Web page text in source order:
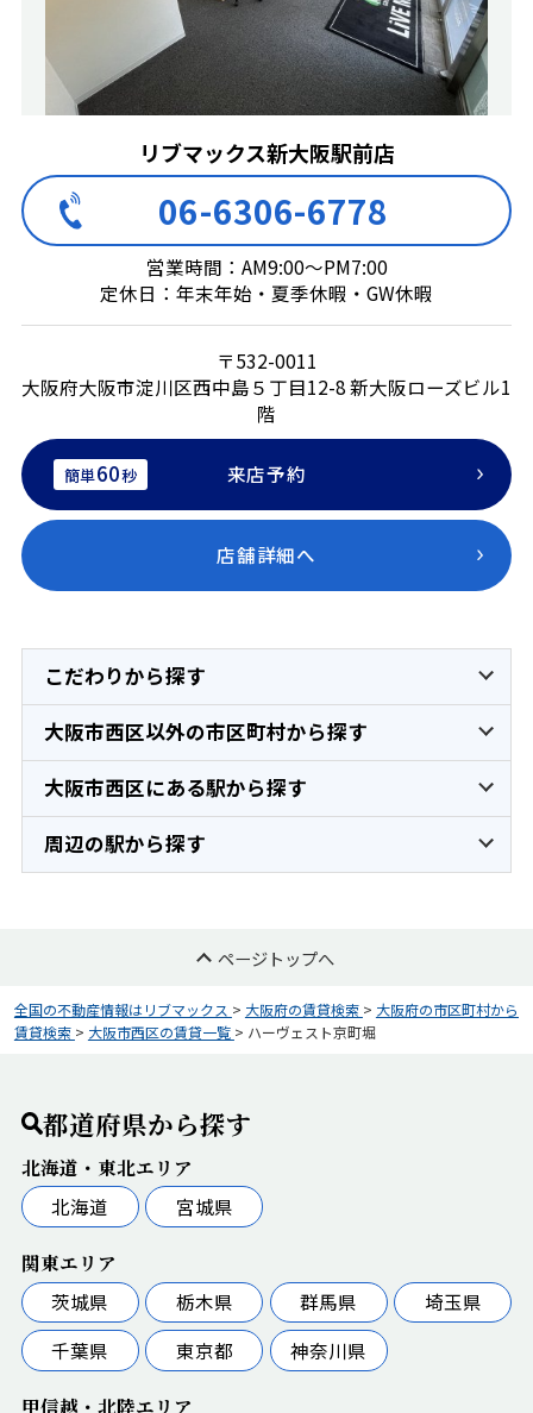
リブマックス新大阪駅前店
06-6306-6778
営業時間：AM9:00～PM7:00
定休日：年末年始・夏季休暇・GW休暇
〒532-0011
大阪府大阪市淀川区西中島５丁目12-8 新大阪ローズビル1
階
簡単60秒 来店予約
店舗詳細へ
こだわりから探す
大阪市西区以外の市区町村から探す
大阪市西区にある駅から探す
周辺の駅から探す
ページトップへ
全国の不動産情報はリブマックス > 大阪府の賃貸検索 > 大阪府の市区町村から
賃貸検索 > 大阪市西区の賃貸一覧 > ハーヴェスト京町堀
都道府県から探す
北海道・東北エリア
北海道
宮城県
関東エリア
茨城県
栃木県 群馬県
埼玉県
千葉県
東京都 神奈川県
甲信越・北陸エリア